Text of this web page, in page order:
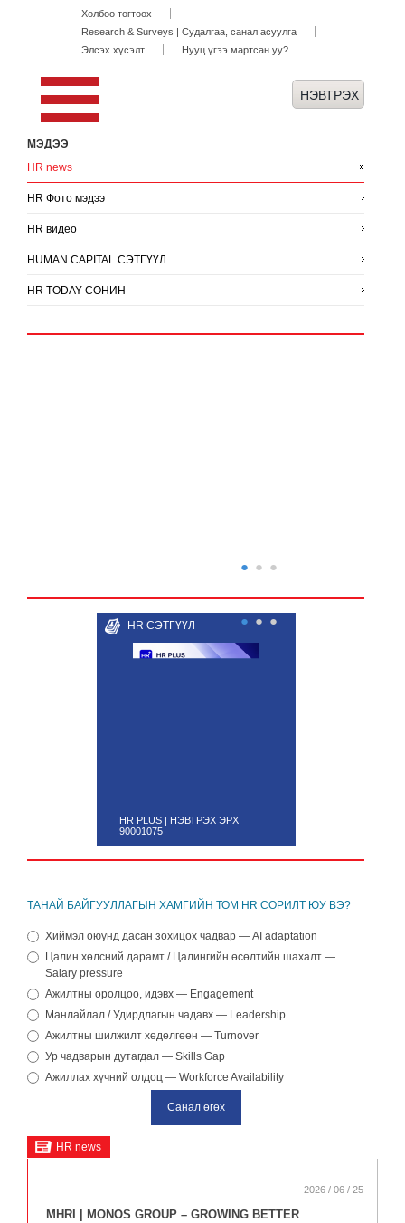
Холбоо тогтоох
Research & Surveys | Судалгаа, санал асуулга
Элсэх хүсэлт
Нууц үгээ мартсан уу?
МЭДЭЭ
HR news
HR Фото мэдээ
HR видео
HUMAN CAPITAL СЭТГҮҮЛ
HR TODAY СОНИН
● ● ●
HR СЭТГҮҮЛ
HR PLUS | НЭВТРЭХ ЭРХ
90001075
● ● ●
ТАНАЙ БАЙГУУЛЛАГЫН ХАМГИЙН ТОМ HR СОРИЛТ ЮУ ВЭ?
Хиймэл оюунд дасан зохицох чадвар — AI adaptation
Цалин хөлсний дарамт / Цалингийн өсөлтийн шахалт —
Salary pressure
Ажилтны оролцоо, идэвх — Engagement
Манлайлал / Удирдлагын чадавх — Leadership
Ажилтны шилжилт хөдөлгөөн — Turnover
Ур чадварын дутагдал — Skills Gap
Ажиллах хүчний олдоц — Workforce Availability
HR news
- 2026 / 06 / 25
MHRI | MONOS GROUP – GROWING BETTER